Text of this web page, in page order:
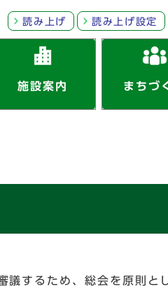
読み上げ 読み上げ設定
施設案内 まちづ
するため、総会を原則